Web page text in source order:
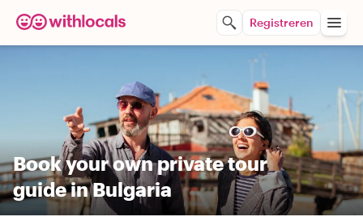
Registreren
Book your own private tour
guide in Bulgaria